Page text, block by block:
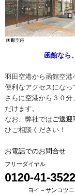
函館なら
羽田空港から函館空
便利なアクセスになっ
さらに空港から３０
だけます。
なお、弊社ではご送迎
ひご相談ください！
お電話でのお問合せ
フリーダイヤル
0120-41-3522
ヨイ－サンコツニ